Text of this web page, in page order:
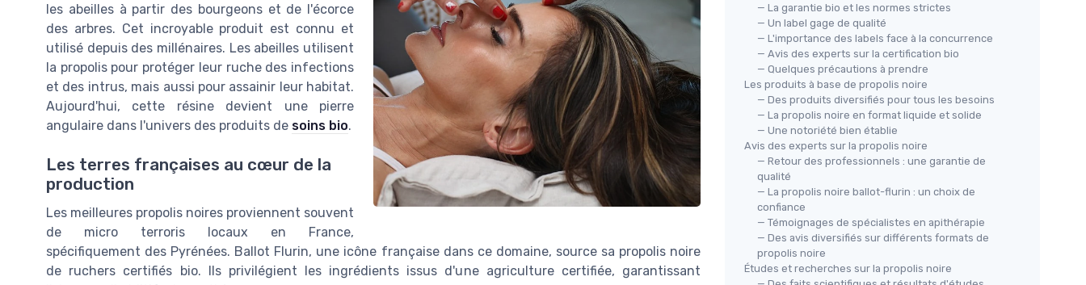
les abeilles à partir des bourgeons et de l'écorce
des arbres. Cet incroyable produit est connu et
utilisé depuis des millénaires. Les abeilles utilisent
la propolis pour protéger leur ruche des infections
et des intrus, mais aussi pour assainir leur habitat.
Aujourd'hui, cette résine devient une pierre
angulaire dans l'univers des produits de soins bio.
Les terres françaises au cœur de la
production
Les meilleures propolis noires proviennent souvent
de micro terroris locaux en France,
spécifiquement des Pyrénées. Ballot Flurin, une icône française dans ce domaine, source sa propolis noire
de ruchers certifiés bio. Ils privilégient les ingrédients issus d'une agriculture certifiée, garantissant
— La garantie bio et les normes strictes
— Un label gage de qualité
— L'importance des labels face à la concurrence
— Avis des experts sur la certification bio
— Quelques précautions à prendre
Les produits à base de propolis noire
— Des produits diversifiés pour tous les besoins
— La propolis noire en format liquide et solide
— Une notoriété bien établie
Avis des experts sur la propolis noire
— Retour des professionnels : une garantie de
qualité
— La propolis noire ballot-flurin : un choix de
confiance
— Témoignages de spécialistes en apithérapie
— Des avis diversifiés sur différents formats de
propolis noire
Études et recherches sur la propolis noire